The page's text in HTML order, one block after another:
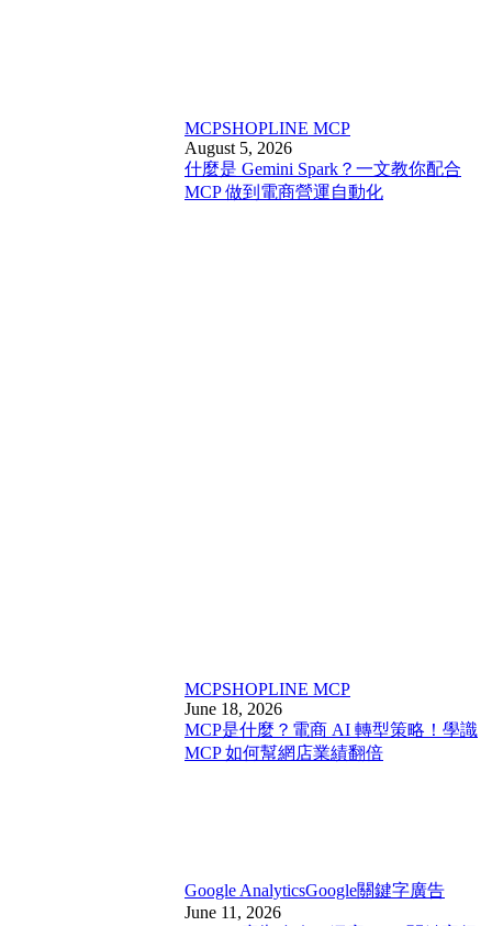
MCPSHOPLINE MCP
August 5, 2026
什麼是 Gemini Spark？一文教你配合
MCP 做到電商營運自動化
MCPSHOPLINE MCP
June 18, 2026
MCP是什麼？電商 AI 轉型策略！學識
MCP 如何幫網店業績翻倍
Google AnalyticsGoogle關鍵字廣告
June 11, 2026